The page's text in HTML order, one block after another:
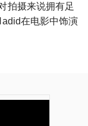
拍摄来说拥有足
在电影中饰演